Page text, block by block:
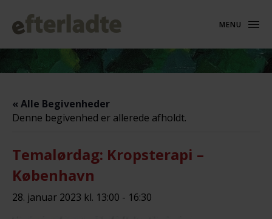
MENU
« Alle Begivenheder
Denne begivenhed er allerede afholdt.
Temalørdag: Kropsterapi –
København
28. januar 2023 kl. 13:00 - 16:30